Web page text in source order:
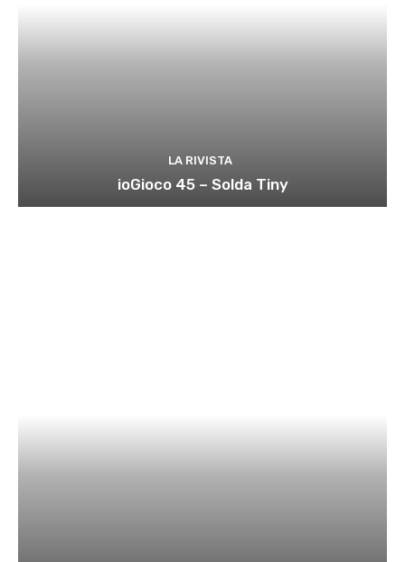
LA RIVISTA
ioGioco 45 – Solda Tiny